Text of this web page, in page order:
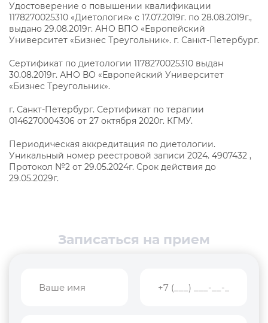
Удостоверение о повышении квалификации
1178270025310 «Диетология» с 17.07.2019г. по 28.08.2019г.,
выдано 29.08.2019г. АНО ВПО «Европейский
Университет «Бизнес Треугольник». г. Санкт-Петербург.
Сертификат по диетологии 1178270025310 выдан
30.08.2019г. АНО ВО «Европейский Университет
«Бизнес Треугольник».
г. Санкт-Петербург. Сертификат по терапии
0146270004306 от 27 октября 2020г. КГМУ.
Периодическая аккредитация по диетологии.
Уникальный номер реестровой записи 2024. 4907432 ,
Протокол №2 от 29.05.2024г. Срок действия до
29.05.2029г.
Записаться на прием